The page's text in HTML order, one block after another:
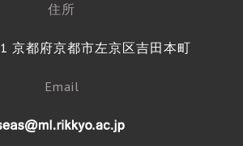
住所
京都府京都市左京区吉田本町
Email